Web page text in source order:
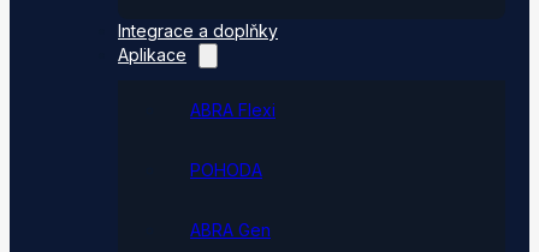
Integrace a doplňky
Aplikace
ABRA Flexi
POHODA
ABRA Gen